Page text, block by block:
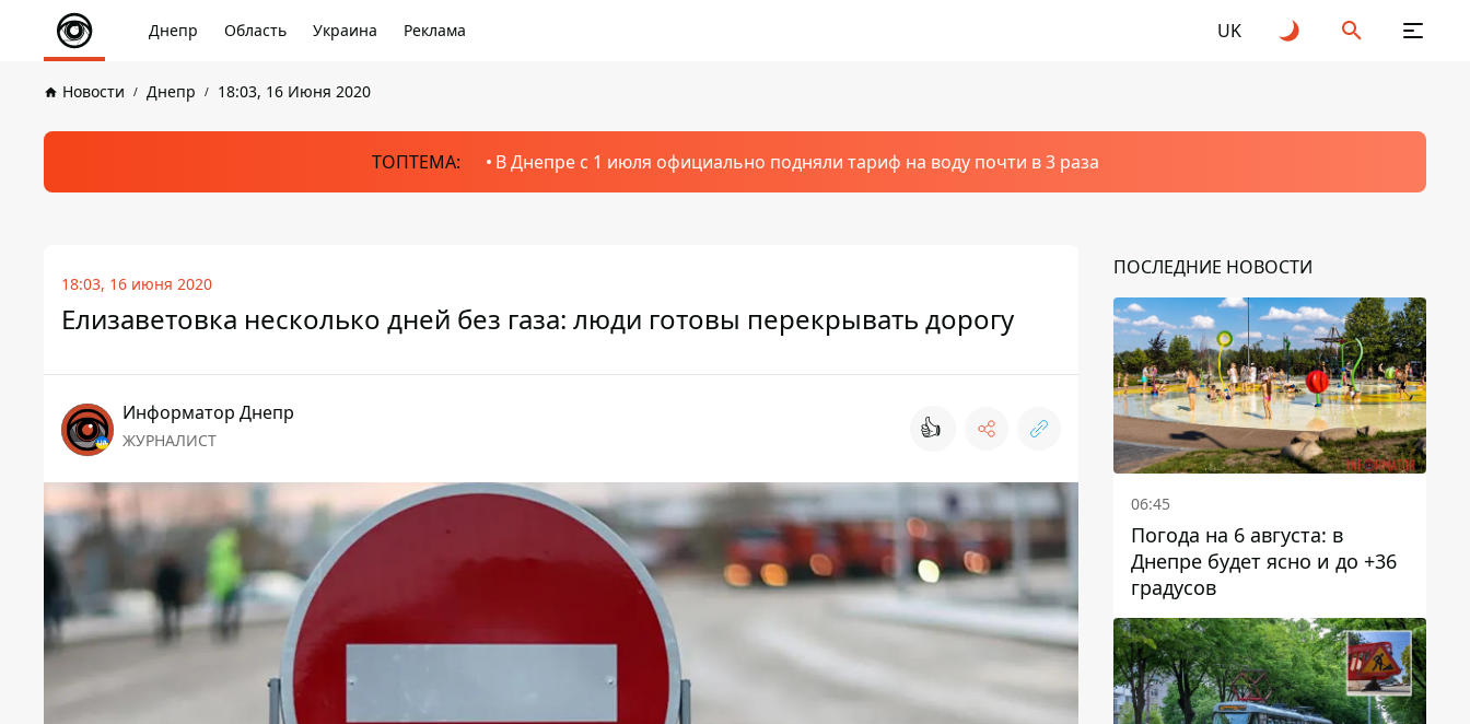
Днепр Область Украина Реклама UK
Новости Днепр 18:03, 16 Июня 2020
ТОПТЕМА: В Днепре с 1 июля официально подняли тариф на воду почти в 3 раза
18:03, 16 июня 2020
Елизаветовка несколько дней без газа: люди готовы перекрывать дорогу
Информатор Днепр
ЖУРНАЛИСТ 👍
ПОСЛЕДНИЕ НОВОСТИ
06:45
Погода на 6 августа: в
Днепре будет ясно и до +36
градусов